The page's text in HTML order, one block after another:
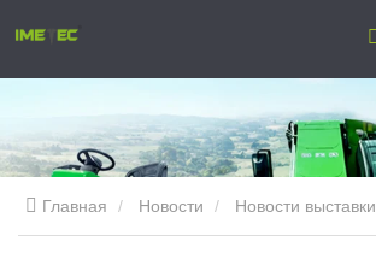
Главная Новости Новости выставки